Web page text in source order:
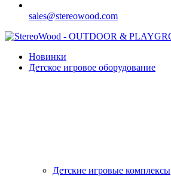
sales@stereowood.com
Новинки
Детское игровое оборудование
Детские игровые комплексы